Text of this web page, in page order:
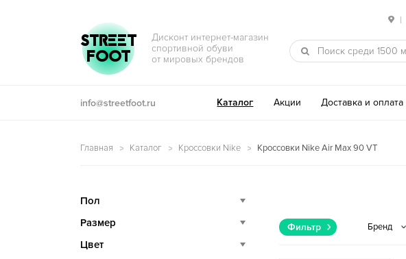
|
Перейти к навигации
Перейти к содержимому
STREET
FOOT
Дисконт интернет-магазин
спортивной обуви
от мировых брендов
info@streetfoot.ru Каталог Акции Доставка и оплата
Главная Каталог Кроссовки Nike Кроссовки Nike Air Max 90 VT
Фильтр
Пол
Размер
Цвет